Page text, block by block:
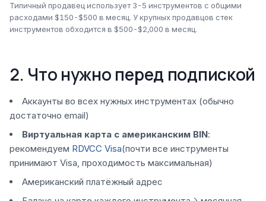
Типичный продавец использует 3-5 инструментов с общими
расходами $150-$500 в месяц. У крупных продавцов стек
инструментов обходится в $500-$2,000 в месяц.
2. Что нужно перед подпиской
Аккаунты во всех нужных инструментах (обычно
достаточно email)
Виртуальная карта с американским BIN:
рекомендуем RDVCC Visa(почти все инструменты
принимают Visa, проходимость максимальная)
Американский платёжный адрес